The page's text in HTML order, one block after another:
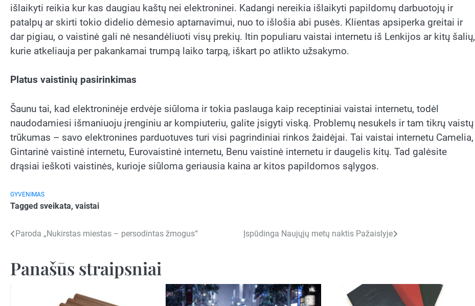
išlaikyti reikia kur kas daugiau kaštų nei elektroninei. Kadangi nereikia išlaikyti papildomų darbuotojų ir
patalpų ar skirti tokio didelio dėmesio aptarnavimui, nuo to išlošia abi pusės. Klientas apsiperka greitai ir
dar pigiau, o vaistinė gali nė nesandėliuoti visų prekių. Itin populiaru vaistai internetu iš Lenkijos ar kitų šalių,
kurie atkeliauja per pakankamai trumpą laiko tarpą, iškart po atlikto užsakymo.
Platus vaistinių pasirinkimas
Šaunu tai, kad elektroninėje erdvėje siūloma ir tokia paslauga kaip receptiniai vaistai internetu, todėl
naudodamiesi išmaniuoju įrenginiu ar kompiuteriu, galite įsigyti viską. Problemų nesukels ir tam tikrų vaistų
trūkumas – savo elektronines parduotuves turi visi pagrindiniai rinkos žaidėjai. Tai vaistai internetu Camelia,
Gintarinė vaistinė internetu, Eurovaistinė internetu, Benu vaistinė internetu ir daugelis kitų. Tad galėsite
drąsiai ieškoti vaistinės, kurioje siūloma geriausia kaina ar kitos papildomos sąlygos.
GYVENIMAS
Tagged sveikata, vaistai
Navigacija
įrašų
Paroda „Nukirstas miestas – persodintas žmogus“ Įspūdinga Naujųjų metų naktis Pažaislyje
Panašūs straipsniai